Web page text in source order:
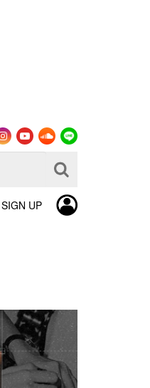
SIGN UP